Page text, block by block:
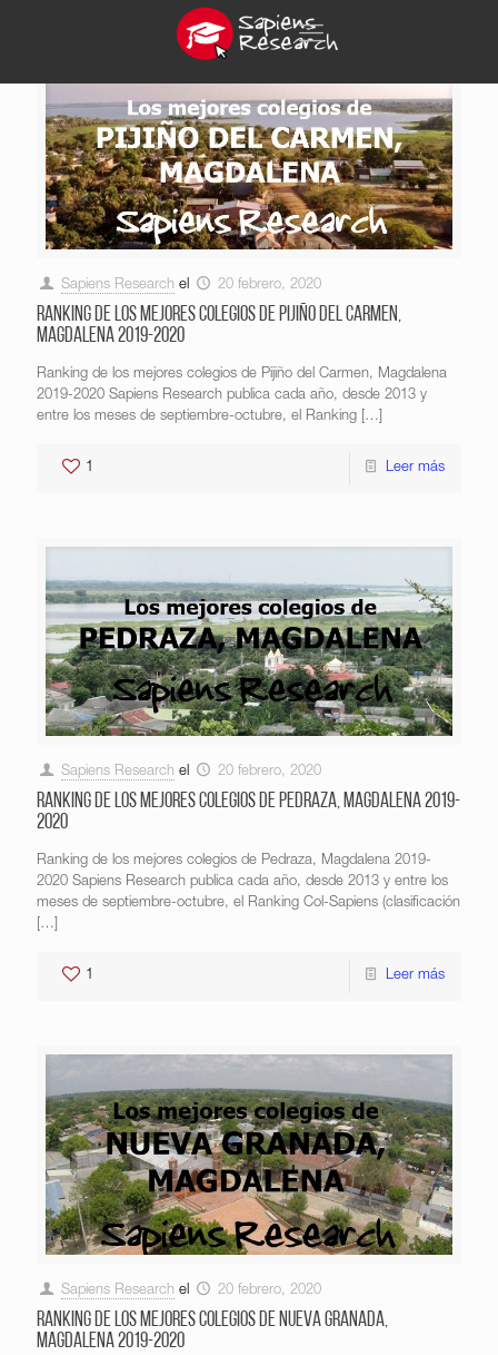
Sapiens Research el 20 febrero, 2020
Ranking de los mejores colegios de Pijiño del Carmen,
Magdalena 2019-2020
Ranking de los mejores colegios de Pijiño del Carmen, Magdalena
2019-2020 Sapiens Research publica cada año, desde 2013 y
entre los meses de septiembre-octubre, el Ranking […]
1 Leer más
Sapiens Research el 20 febrero, 2020
Ranking de los mejores colegios de Pedraza, Magdalena 2019-
2020
Ranking de los mejores colegios de Pedraza, Magdalena 2019-
2020 Sapiens Research publica cada año, desde 2013 y entre los
meses de septiembre-octubre, el Ranking Col-Sapiens (clasificación
[…]
1 Leer más
Sapiens Research el 20 febrero, 2020
Ranking de los mejores colegios de Nueva Granada,
Magdalena 2019-2020